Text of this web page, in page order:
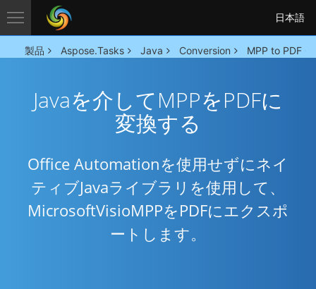
日本語
製品 Aspose.Tasks Java Conversion MPP to PDF
Javaを介してMPPをPDFに
変換する
Office Automationを使用せずにネイ
ティブJavaライブラリを使用して、
MicrosoftVisioMPPをPDFにエクスポ
ートします。